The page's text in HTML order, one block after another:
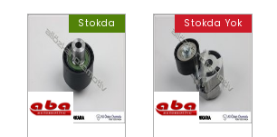
Stokda Stokda Yok